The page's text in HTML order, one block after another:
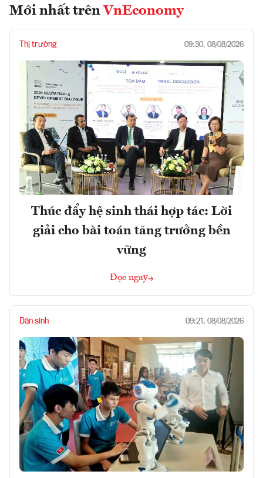
Mới nhất trên VnEconomy
Thị trường 09:30, 08/08/2026
Thúc đẩy hệ sinh thái hợp tác: Lời
giải cho bài toán tăng trưởng bền
vững
Đọc ngay
Dân sinh 09:21, 08/08/2026